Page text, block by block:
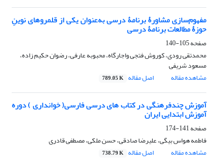
مفهوم‌سازی مشاورۀ برنامۀ درسی به‌عنوان یکی از قلمروهای نوینِ
حوزۀ مطالعات برنامۀ درسی
صفحه105-140
محمدتقی رودی، کوروش فتجی واجارگاه، محبوبه عارفی، رضوان حکیم زاده،
مسعود شریفی
مشاهده مقاله
اصل مقاله 789.05 K
آموزش چندفرهنگی در کتاب های درسی فارسی( خوانداری ) دوره
آموزش ابتدایی ایران
صفحه141-174
فاطمه هواس بیگی، علیرضا صادقی، حسن ملکی، مصطفی قادری
مشاهده مقاله
اصل مقاله 738.79 K